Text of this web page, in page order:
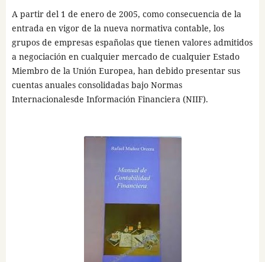
A partir del 1 de enero de 2005, como consecuencia de la
entrada en vigor de la nueva normativa contable, los
grupos de empresas españolas que tienen valores admitidos
a negociación en cualquier mercado de cualquier Estado
Miembro de la Unión Europea, han debido presentar sus
cuentas anuales consolidadas bajo Normas
Internacionalesde Información Financiera (NIIF).